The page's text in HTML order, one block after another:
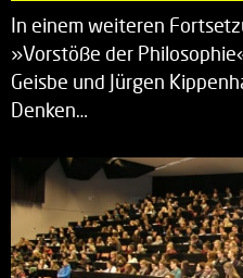
In einem weiteren
»Vorstöße der
Geisbe und Jürgen
Denken…